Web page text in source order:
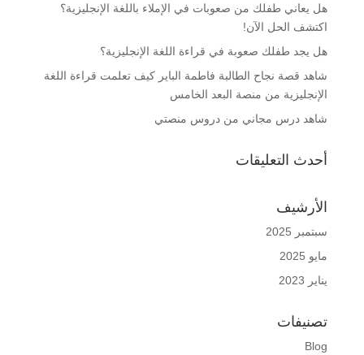
هل يعاني طفلك من صعوبات في الإملاء باللغة الإنجليزية؟
اكتشف الحل الآن!
هل يجد طفلك صعوبة في قراءة اللغة الإنجليزية؟
شاهد قصة نجاح الطالبة فاطمة الباير كيف تعلمت قراءة اللغة
الإنجليزية من منصة البعد الخامس
شاهد درس مجاني من دروس منصتي
أحدث التعليقات
الأرشيف
سبتمبر 2025
مايو 2025
يناير 2023
تصنيفات
Blog